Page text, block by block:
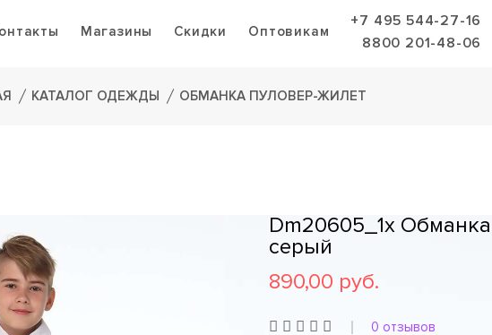
Магазины Скидки Оптовикам
+7 495 544-27-16
8800 201-48-06
КАТАЛОГ ОДЕЖДЫ ОБМАНКА ПУЛОВЕР-ЖИЛЕТ
Dm20605_1x
серый
890,00 руб.
0 отзывов